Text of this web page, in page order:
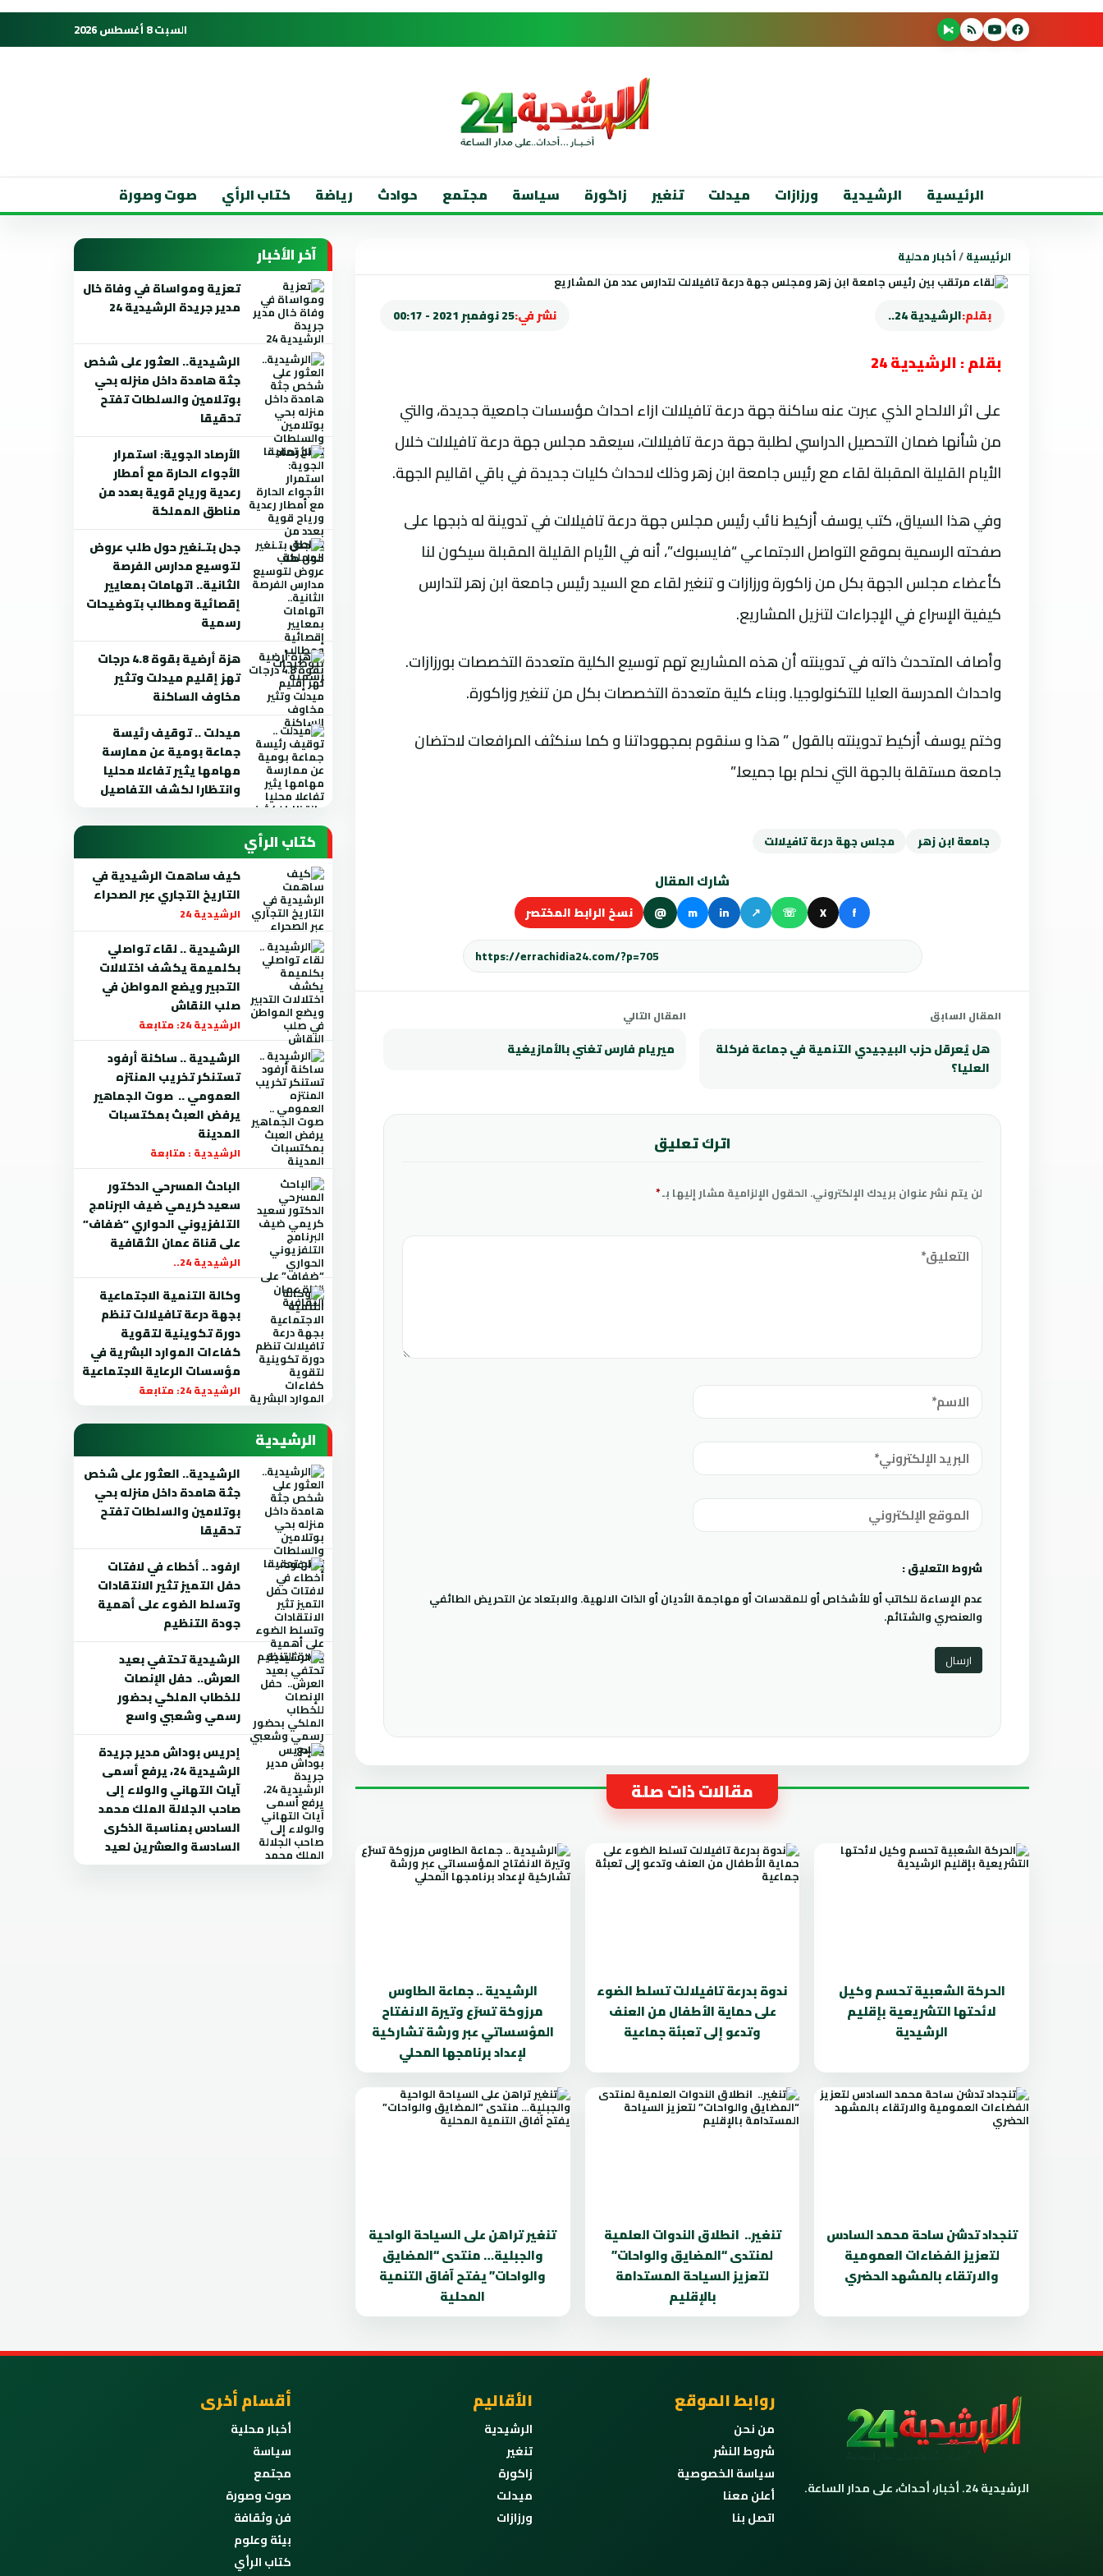
السبت 8 أغسطس 2026
الرئيسية الرشيدية ورزازات ميدلت تنغير زاگورة سياسة مجتمع حوادث رياضة كتاب الرأي صوت وصورة
الرئيسية/أخبار محلية
بقلم:الرشيدية 24.. نشر في:25 نوفمبر 2021 - 00:17
بقلم : الرشيدية 24
على اثر الالحاح الذي عبرت عنه ساكنة جهة درعة تافيلالت ازاء احداث مؤسسات جامعية جديدة، والتي
من شأنها ضمان التحصيل الدراسي لطلبة جهة درعة تافيلالت، سيعقد مجلس جهة درعة تافيلالت خلال
الأيام القليلة المقبلة لقاء مع رئيس جامعة ابن زهر وذلك لاحداث كليات جديدة في باقي اقاليم الجهة.
وفي هذا السياق، كتب يوسف أزكيط نائب رئيس مجلس جهة درعة تافيلالت في تدوينة له ذبجها على
صفحته الرسمية بموقع التواصل الاجتماعي “فايسبوك”، أنه في الأيام القليلة المقبلة سيكون لنا
كأعضاء مجلس الجهة بكل من زاكورة ورزازات و تنغير لقاء مع السيد رئيس جامعة ابن زهر لتدارس
كيفية الإسراع في الإجراءات لتنزيل المشاريع.
وأصاف المتحدث ذاته في تدوينته أن هذه المشاريع تهم توسيع الكلية متعددة التخصصات بورزازات.
واحداث المدرسة العليا للتكنولوجيا. وبناء كلية متعددة التخصصات بكل من تنغير وزاكورة.
وختم يوسف أزكيط تدوينته بالقول ” هذا و سنقوم بمجهوداتنا و كما سنكثف المرافعات لاحتضان
جامعة مستقلة بالجهة التي نحلم بها جميعا.”
جامعة ابن زهر مجلس جهة درعة تافيلالت
شارك المقال
f
X
☏
↗
in
m
@ نسخ الرابط المختصر
المقال السابق
هل يُعرقل حزب البيجيدي التنمية في جماعة فركلة
العليا؟
المقال التالي
ميريام فارس تغني بالأمازيغية
اترك تعليق
لن يتم نشر عنوان بريدك الإلكتروني. الحقول الإلزامية مشار إليها بـ*
شروط التعليق :
عدم الإساءة للكاتب أو للأشخاص أو للمقدسات أو مهاجمة الأديان أو الذات الالهية. والابتعاد عن التحريض الطائفي
والعنصري والشتائم.
مقالات ذات صلة
الحركة الشعبية تحسم وكيل
لائحتها التشريعية بإقليم
الرشيدية
ندوة بدرعة تافيلالت تسلط الضوء
على حماية الأطفال من العنف
وتدعو إلى تعبئة جماعية
الرشيدية .. جماعة الطاوس
مرزوكة تسرّع وتيرة الانفتاح
المؤسساتي عبر ورشة تشاركية
لإعداد برنامجها المحلي
تنجداد تدشن ساحة محمد السادس
لتعزيز الفضاءات العمومية
والارتقاء بالمشهد الحضري
تنغير.. انطلاق الندوات العلمية
لمنتدى “المضايق والواحات”
لتعزيز السياحة المستدامة
بالإقليم
تنغير تراهن على السياحة الواحية
والجبلية… منتدى “المضايق
والواحات” يفتح آفاق التنمية
المحلية
آخر الأخبار
تعزية ومواساة في وفاة خال
مدير جريدة الرشيدية 24
الرشيدية.. العثور على شخص
جثة هامدة داخل منزله بحي
بوتلامين والسلطات تفتح
تحقيقا
الأرصاد الجوية: استمرار
الأجواء الحارة مع أمطار
رعدية ورياح قوية بعدد من
مناطق المملكة
جدل بتـنغير حول طلب عروض
لتوسيع مدارس الفرصة
الثانية.. اتهامات بمعايير
إقصائية ومطالب بتوضيحات
رسمية
هزة أرضية بقوة 4.8 درجات
تهز إقليم ميدلت وتثير
مخاوف الساكنة
ميدلت .. توقيف رئيسة
جماعة بومية عن ممارسة
مهامها يثير تفاعلا محليا
وانتظارا لكشف التفاصيل
كتاب الرأي
كيف ساهمت الرشيدية في
التاريخ التجاري عبر الصحراء
الرشيدية 24
الرشيدية .. لقاء تواصلي
بكلميمة يكشف اختلالات
التدبير ويضع المواطن في
صلب النقاش
الرشيدية 24: متابعة
الرشيدية .. ساكنة أرفود
تستنكر تخريب المنتزه
العمومي .. صوت الجماهير
يرفض العبث بمكتسبات
المدينة
الرشيدية : متابعة
الباحث المسرحي الدكتور
سعيد كريمي ضيف البرنامج
التلفزيوني الحواري “ضفاف”
على قناة عمان الثقافية
الرشيدية 24..
وكالة التنمية الاجتماعية
بجهة درعة تافيلالت تنظم
دورة تكوينية لتقوية
كفاءات الموارد البشرية في
مؤسسات الرعاية الاجتماعية
الرشيدية 24: متابعة
الرشيدية
الرشيدية.. العثور على شخص
جثة هامدة داخل منزله بحي
بوتلامين والسلطات تفتح
تحقيقا
ارفود .. أخطاء في لافتات
حفل التميز تثير الانتقادات
وتسلط الضوء على أهمية
جودة التنظيم
الرشيدية تحتفي بعيد
العرش.. حفل الإنصات
للخطاب الملكي بحضور
رسمي وشعبي واسع
إدريس بوداش مدير جريدة
الرشيدية 24، يرفع أسمى
آيات التهاني والولاء إلى
صاحب الجلالة الملك محمد
السادس بمناسبة الذكرى
السادسة والعشرين لعيد
الرشيدية 24. أخبار، أحداث، على مدار الساعة.
روابط الموقع
من نحن
شروط النشر
سياسة الخصوصية
أعلن معنا
اتصل بنا
الأقاليم
الرشيدية
تنغير
زاكورة
ميدلت
ورزازات
أقسام أخرى
أخبار محلية
سياسة
مجتمع
صوت وصورة
فن وثقافة
بيئة وعلوم
كتاب الرأي